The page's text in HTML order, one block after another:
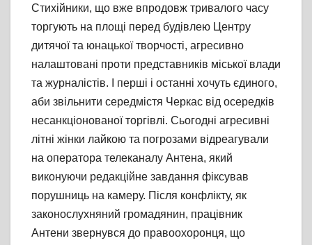
Стихійники, що вже впродовж тривалого часу
торгують на площі перед будівлею Центру
дитячої та юнацької творчості, агресивно
налаштовані проти представників міської влади
та журналістів. І перші і останні хочуть єдиного,
аби звільнити середмістя Черкас від осередків
несанкціонованої торгівлі. Сьогодні агресивні
літні жінки лайкою та погрозами відреагували
на оператора телеканалу Антена, який
виконуючи редакційне завдання фіксував
порушниць на камеру. Після конфлікту, як
законослухняний громадянин, працівник
Антени звернувся до правоохоронця, що